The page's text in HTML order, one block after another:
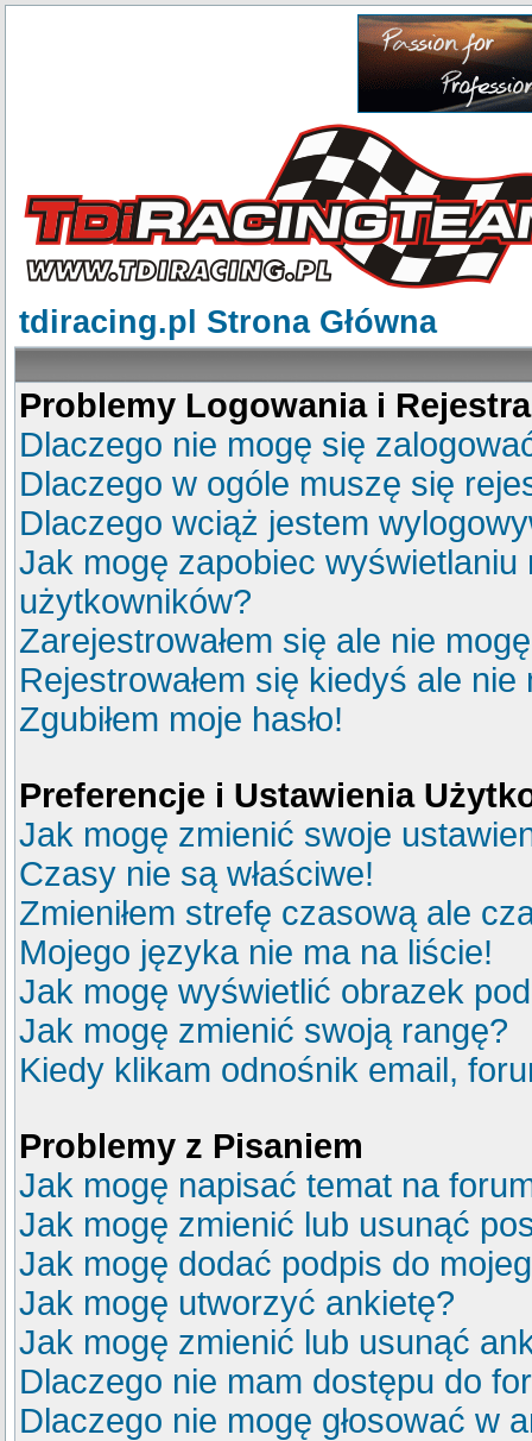
tdiracing.pl Strona Główna
Problemy Logowania i
Dlaczego nie mogę się
Dlaczego w ogóle muszę się
Dlaczego wciąż jestem
Jak mogę zapobiec
użytkowników?
Zarejestrowałem się ale nie
Rejestrowałem się kiedyś ale
Zgubiłem moje hasło!
Preferencje i Ustawienia
Jak mogę zmienić swoje
Czasy nie są właściwe!
Zmieniłem strefę czasową ale
Mojego języka nie ma na liście!
Jak mogę wyświetlić obrazek
Jak mogę zmienić swoją rangę?
Kiedy klikam odnośnik email,
Problemy z Pisaniem
Jak mogę napisać temat na
Jak mogę zmienić lub usunąć
Jak mogę dodać podpis do
Jak mogę utworzyć ankietę?
Jak mogę zmienić lub usunąć
Dlaczego nie mam dostępu do
Dlaczego nie mogę głosować w